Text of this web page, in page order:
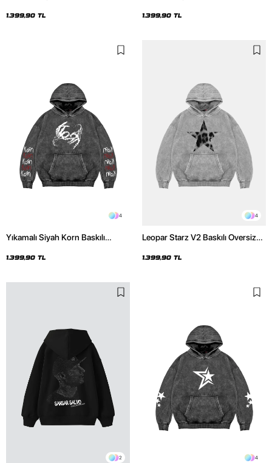
Hoodie
1.399,90 TL
Hoodie
1.399,90 TL
4
Yıkamalı Siyah Korn Baskılı
1.399,90 TL
4
Leopar Starz V2 Baskılı Oversize
Hoodie
1.399,90 TL
2 4